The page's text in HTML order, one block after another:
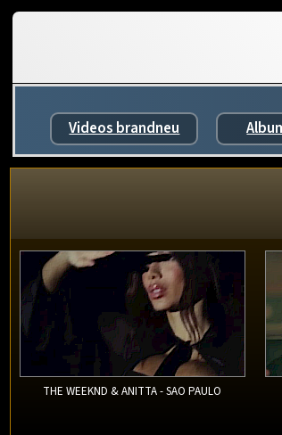
Videos brandneu
THE WEEKND & ANITTA - SAO PAULO